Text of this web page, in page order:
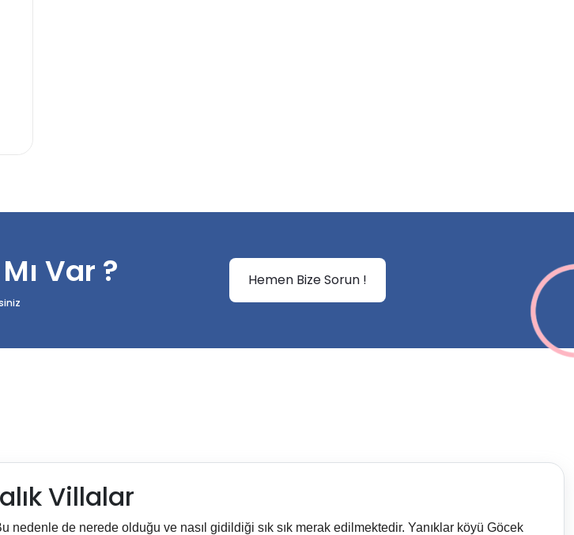
Var ? Hemen Bize Sorun !
Villalar
nedenle de nerede olduğu ve nasıl gidildiği sık sık merak edilmektedir. Yanıklar köyü Göcek